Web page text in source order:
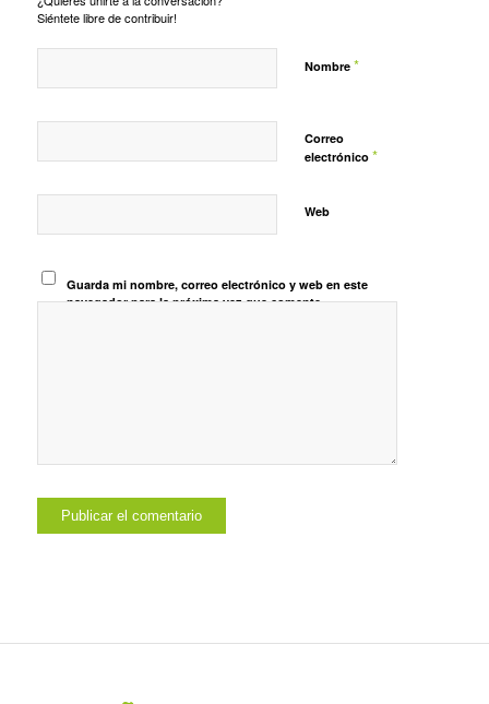
Siéntete libre de contribuir!
Nombre *
Correo
electrónico *
Web
Guarda mi nombre, correo electrónico y web en este
navegador para la próxima vez que comente.